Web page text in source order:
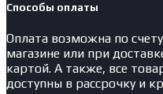
Способы оплаты
Оплата возможна по
магазине или при
картой. А также, все
доступны в рассрочку и